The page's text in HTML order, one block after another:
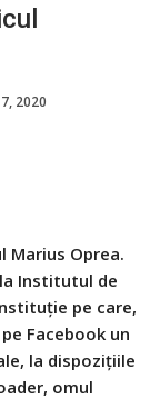
2020
Marius Oprea.
Institutul de
pe care,
Facebook un
la dispozițiile
omul